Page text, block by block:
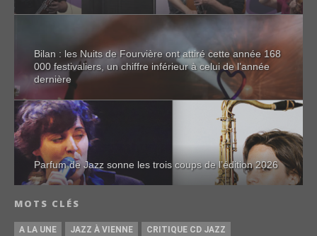
Bilan : les Nuits de Fourvière ont attiré cette année 168
000 festivaliers, un chiffre inférieur à celui de l’année
Parfum de Jazz sonne les trois coups de l’édition 2026
MOTS CLÉS
FESTIVAL JAZZ LYON
RHINO JAZZ
JAZZ À VIENNE 2018